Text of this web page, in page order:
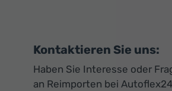
Kontaktieren Sie uns:
Haben Sie Interesse oder
an Reimporten bei